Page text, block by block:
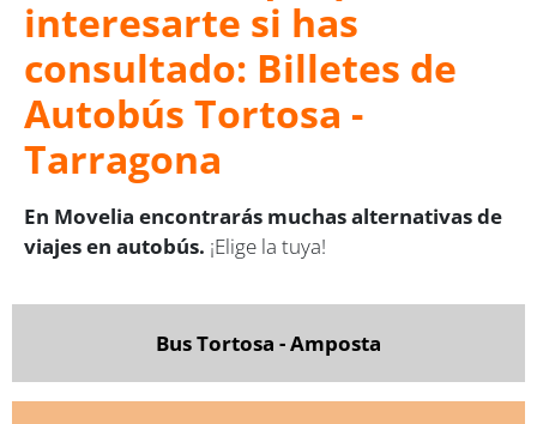
interesarte si has
consultado: Billetes de
Autobús Tortosa -
Tarragona
En Movelia encontrarás muchas alternativas de
viajes en autobús. ¡Elige la tuya!
Bus Tortosa - Amposta